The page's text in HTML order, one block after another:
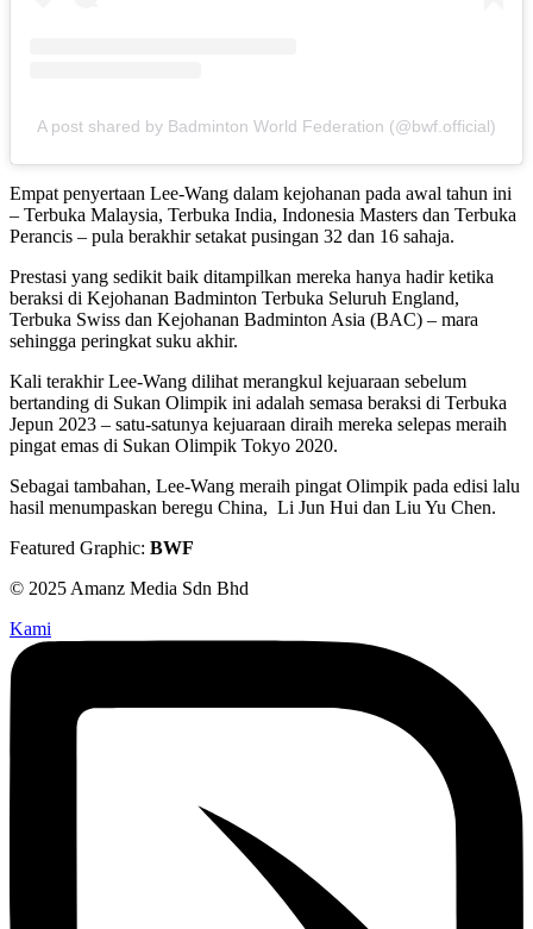
A post shared by Badminton World Federation (@bwf.official)
Empat penyertaan Lee-Wang dalam kejohanan pada awal tahun ini
– Terbuka Malaysia, Terbuka India, Indonesia Masters dan Terbuka
Perancis – pula berakhir setakat pusingan 32 dan 16 sahaja.
Prestasi yang sedikit baik ditampilkan mereka hanya hadir ketika
beraksi di Kejohanan Badminton Terbuka Seluruh England,
Terbuka Swiss dan Kejohanan Badminton Asia (BAC) – mara
sehingga peringkat suku akhir.
Kali terakhir Lee-Wang dilihat merangkul kejuaraan sebelum
bertanding di Sukan Olimpik ini adalah semasa beraksi di Terbuka
Jepun 2023 – satu-satunya kejuaraan diraih mereka selepas meraih
pingat emas di Sukan Olimpik Tokyo 2020.
Sebagai tambahan, Lee-Wang meraih pingat Olimpik pada edisi lalu
hasil menumpaskan beregu China, Li Jun Hui dan Liu Yu Chen.
Featured Graphic: BWF
© 2025 Amanz Media Sdn Bhd
Kami